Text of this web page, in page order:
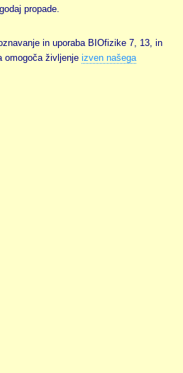
propade.
in uporaba BIOfizike 7, 13, in
omogoča življenje izven našega